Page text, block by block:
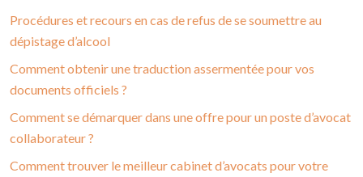
Procédures et recours en cas de refus de se soumettre au
dépistage d’alcool
Comment obtenir une traduction assermentée pour vos
documents officiels ?
Comment se démarquer dans une offre pour un poste d’avocat
collaborateur ?
Comment trouver le meilleur cabinet d’avocats pour votre